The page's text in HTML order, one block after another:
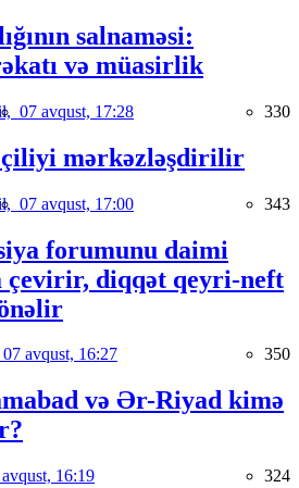
salnaməsi:
və müasirlik
07 avqust, 17:28 330
mərkəzləşdirilir
07 avqust, 17:00 343
forumunu daimi
çevirir, diqqət qeyri-neft
07 avqust, 16:27 350
və Ər-Riyad kimə
16:19 324